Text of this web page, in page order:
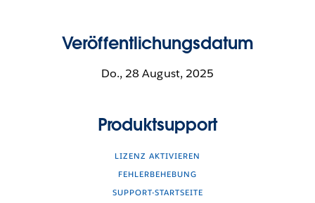
Veröffentlichungsdatum
Do., 28 August, 2025
Produktsupport
LIZENZ AKTIVIEREN
FEHLERBEHEBUNG
SUPPORT-STARTSEITE